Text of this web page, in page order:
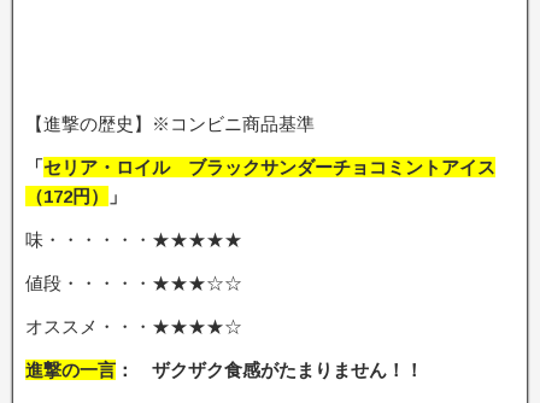
【進撃の歴史】※コンビニ商品基準
「セリア・ロイル ブラックサンダーチョコミントアイス
（172円）
」
味・・・・・・★★★★★
値段・・・・・★★★☆☆
オススメ・・・★★★★☆
進撃の一言 ： ザクザク食感がたまりません ！！